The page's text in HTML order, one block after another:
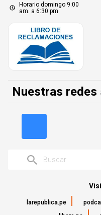
Horario domingo 9:00
am. a 6:30 pm
Nuestras redes
larepublica.pe